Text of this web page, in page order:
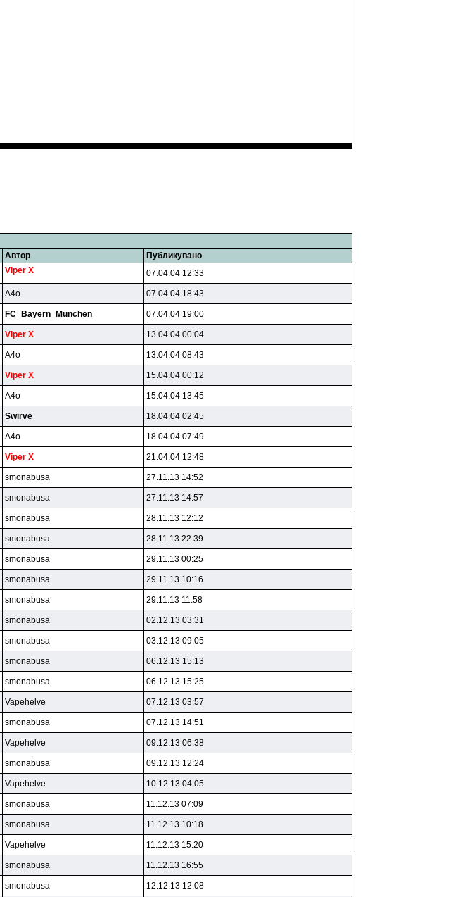
Автор Публикувано
Viper X 07.04.04 12:33
A4o 07.04.04 18:43
FC_Bayern_Munchen 07.04.04 19:00
Viper X 13.04.04 00:04
A4o 13.04.04 08:43
Viper X 15.04.04 00:12
A4o 15.04.04 13:45
Swirve 18.04.04 02:45
A4o 18.04.04 07:49
Viper X 21.04.04 12:48
smonabusa 27.11.13 14:52
smonabusa 27.11.13 14:57
smonabusa 28.11.13 12:12
smonabusa 28.11.13 22:39
smonabusa 29.11.13 00:25
smonabusa 29.11.13 10:16
smonabusa 29.11.13 11:58
smonabusa 02.12.13 03:31
smonabusa 03.12.13 09:05
smonabusa 06.12.13 15:13
smonabusa 06.12.13 15:25
Vapehelve 07.12.13 03:57
smonabusa 07.12.13 14:51
Vapehelve 09.12.13 06:38
smonabusa 09.12.13 12:24
Vapehelve 10.12.13 04:05
smonabusa 11.12.13 07:09
smonabusa 11.12.13 10:18
Vapehelve 11.12.13 15:20
smonabusa 11.12.13 16:55
smonabusa 12.12.13 12:08